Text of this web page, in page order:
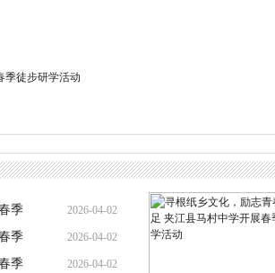
季徒步研学活动
季
2026-04-02
季
2026-04-02
季
2026-04-02